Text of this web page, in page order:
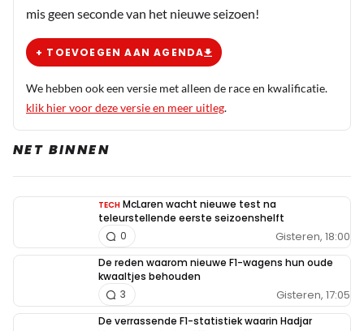
Sissy10.
3 november 2024 18:00
3 november 2024 19:00
boven drijven. Geen zorgen, onkruid vergaat niet. De
kruipen ze vanzelf onder die steen weer vandaan.
Sientje
🤣🤣🤣🤣🤣🤣🤣🤣maak je geen zorgen, onkruid
vergaat niet. Die komt vanzelf wel weer
bovendrijven, bij de eerst volgende training, is hij van
de partij met zijn voorspelling.
mis geen seconde van het nieuwe seizoen!
+ TOEVOEGEN AAN AGENDA
We hebben ook een versie met alleen de race en kwalificatie.
klik hier voor deze versie en meer uitleg.
NET BINNEN
TECH McLaren wacht nieuwe test na
teleurstellende eerste seizoenshelft
Gisteren, 18:00
0
De reden waarom nieuwe F1-wagens hun oude
kwaaltjes behouden
Gisteren, 17:05
3
De verrassende F1-statistiek waarin Hadjar